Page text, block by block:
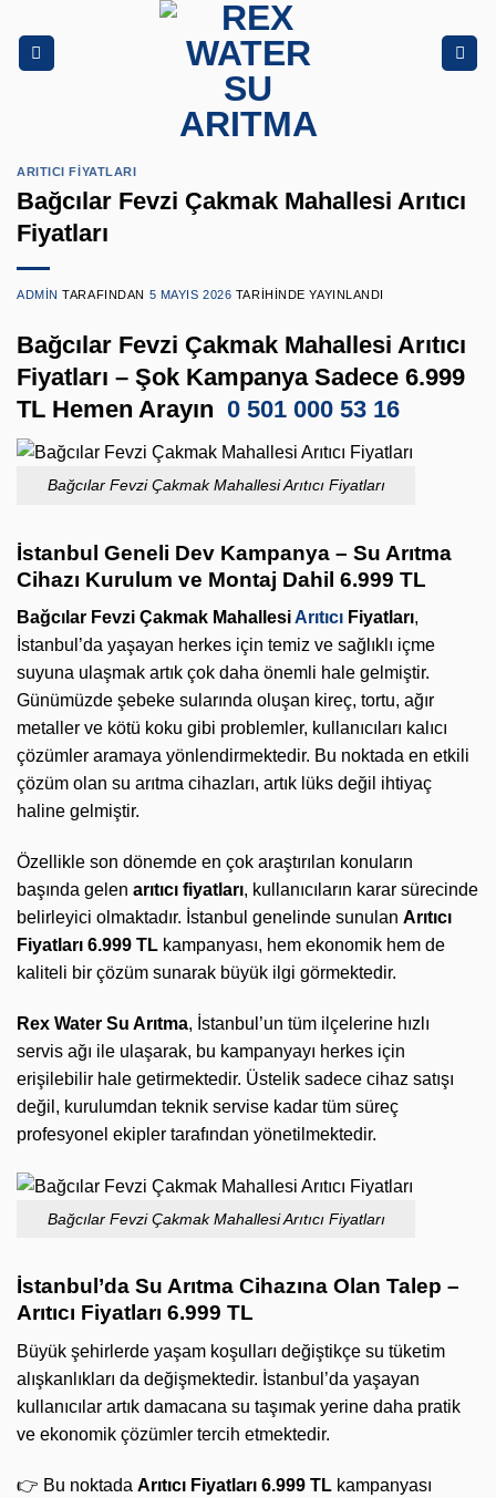
atla
ARITICI FIYATLARI
Bağcılar Fevzi Çakmak Mahallesi Arıtıcı
Fiyatları
ADMIN TARAFINDAN 5 MAYIS 2026 TARIHINDE YAYINLANDI
Bağcılar Fevzi Çakmak Mahallesi Arıtıcı
Fiyatları – Şok Kampanya Sadece 6.999
TL Hemen Arayın 0 501 000 53 16
Bağcılar Fevzi Çakmak Mahallesi Arıtıcı Fiyatları
İstanbul Geneli Dev Kampanya – Su Arıtma
Cihazı Kurulum ve Montaj Dahil 6.999 TL
Bağcılar Fevzi Çakmak MahallesiArıtıcı Fiyatları,
İstanbul’da yaşayan herkes için temiz ve sağlıklı içme
suyuna ulaşmak artık çok daha önemli hale gelmiştir.
Günümüzde şebeke sularında oluşan kireç, tortu, ağır
metaller ve kötü koku gibi problemler, kullanıcıları kalıcı
çözümler aramaya yönlendirmektedir. Bu noktada en etkili
çözüm olan su arıtma cihazları, artık lüks değil ihtiyaç
haline gelmiştir.
Özellikle son dönemde en çok araştırılan konuların
başında gelen arıtıcı fiyatları, kullanıcıların karar sürecinde
belirleyici olmaktadır. İstanbul genelinde sunulan Arıtıcı
Fiyatları 6.999 TL kampanyası, hem ekonomik hem de
kaliteli bir çözüm sunarak büyük ilgi görmektedir.
Rex Water Su Arıtma, İstanbul’un tüm ilçelerine hızlı
servis ağı ile ulaşarak, bu kampanyayı herkes için
erişilebilir hale getirmektedir. Üstelik sadece cihaz satışı
değil, kurulumdan teknik servise kadar tüm süreç
profesyonel ekipler tarafından yönetilmektedir.
Bağcılar Fevzi Çakmak Mahallesi Arıtıcı Fiyatları
İstanbul’da Su Arıtma Cihazına Olan Talep –
Arıtıcı Fiyatları 6.999 TL
Büyük şehirlerde yaşam koşulları değiştikçe su tüketim
alışkanlıkları da değişmektedir. İstanbul’da yaşayan
kullanıcılar artık damacana su taşımak yerine daha pratik
ve ekonomik çözümler tercih etmektedir.
👉 Bu noktada Arıtıcı Fiyatları 6.999 TL kampanyası